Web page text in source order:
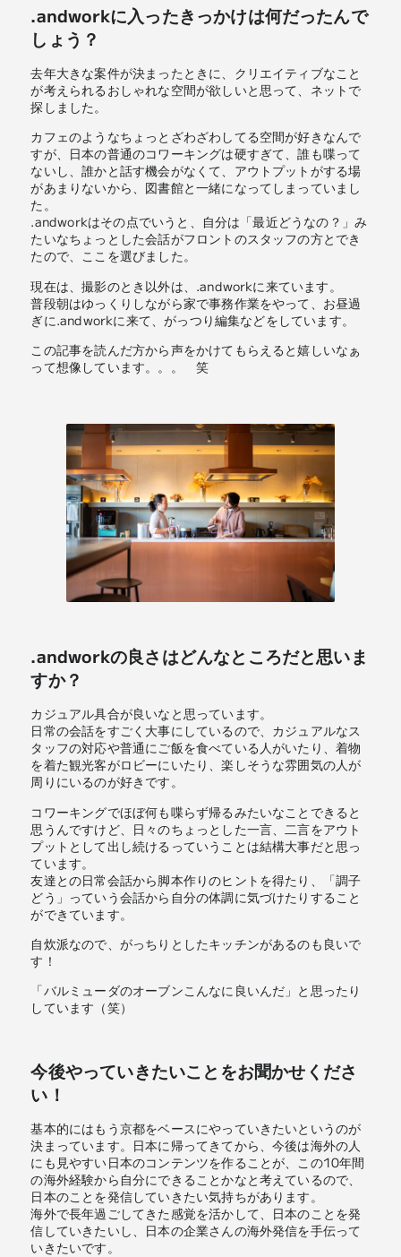
.andworkに入ったきっかけは何だったんで
しょう？
去年大きな案件が決まったときに、クリエイティブなこと
が考えられるおしゃれな空間が欲しいと思って、ネットで
探しました。
カフェのようなちょっとざわざわしてる空間が好きなんで
すが、日本の普通のコワーキングは硬すぎて、誰も喋って
ないし、誰かと話す機会がなくて、アウトプットがする場
があまりないから、図書館と一緒になってしまっていまし
た。
.andworkはその点でいうと、自分は「最近どうなの？」み
たいなちょっとした会話がフロントのスタッフの方とでき
たので、ここを選びました。
現在は、撮影のとき以外は、.andworkに来ています。
普段朝はゆっくりしながら家で事務作業をやって、お昼過
ぎに.andworkに来て、がっつり編集などをしています。
この記事を読んだ方から声をかけてもらえると嬉しいなぁ
って想像しています。。。 笑
.andworkの良さはどんなところだと思いま
すか？
カジュアル具合が良いなと思っています。
日常の会話をすごく大事にしているので、カジュアルなス
タッフの対応や普通にご飯を食べている人がいたり、着物
を着た観光客がロビーにいたり、楽しそうな雰囲気の人が
周りにいるのが好きです。
コワーキングでほぼ何も喋らず帰るみたいなことできると
思うんですけど、日々のちょっとした一言、二言をアウト
プットとして出し続けるっていうことは結構大事だと思っ
ています。
友達との日常会話から脚本作りのヒントを得たり、「調子
どう」っていう会話から自分の体調に気づけたりすること
ができています。
自炊派なので、がっちりとしたキッチンがあるのも良いで
す！
「バルミューダのオーブンこんなに良いんだ」と思ったり
しています（笑）
今後やっていきたいことをお聞かせくださ
い！
基本的にはもう京都をベースにやっていきたいというのが
決まっています。日本に帰ってきてから、今後は海外の人
にも見やすい日本のコンテンツを作ることが、この10年間
の海外経験から自分にできることかなと考えているので、
日本のことを発信していきたい気持ちがあります。
海外で長年過ごしてきた感覚を活かして、日本のことを発
信していきたいし、日本の企業さんの海外発信を手伝って
いきたいです。